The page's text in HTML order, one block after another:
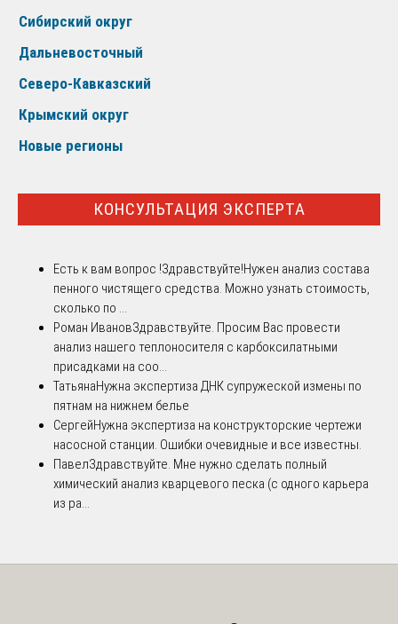
Сибирский округ
Дальневосточный
Северо-Кавказский
Крымский округ
Новые регионы
КОНСУЛЬТАЦИЯ ЭКСПЕРТА
Есть к вам вопрос !Здравствуйте!Нужен анализ состава
пенного чистящего средства. Можно узнать стоимость,
сколько по ...
Роман ИвановЗдравствуйте. Просим Вас провести
анализ нашего теплоносителя с карбоксилатными
присадками на соо...
ТатьянаНужна экспертиза ДНК супружеской измены по
пятнам на нижнем белье
СергейНужна экспертиза на конструкторские чертежи
насосной станции. Ошибки очевидные и все известны.
ПавелЗдравствуйте. Мне нужно сделать полный
химический анализ кварцевого песка (с одного карьера
из ра...